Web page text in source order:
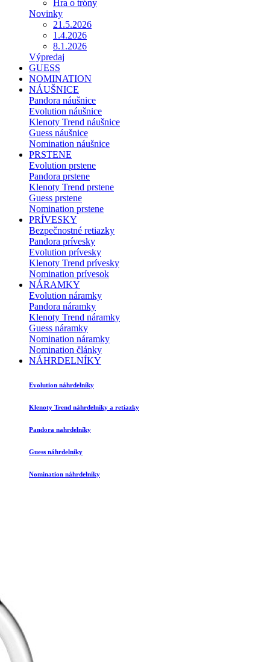
Hra o tróny
Novinky
21.5.2026
1.4.2026
8.1.2026
Výpredaj
GUESS
NOMINATION
NÁUŠNICE
Pandora náušnice
Evolution náušnice
Klenoty Trend náušnice
Guess náušnice
Nomination náušnice
PRSTENE
Evolution prstene
Pandora prstene
Klenoty Trend prstene
Guess prstene
Nomination prstene
PRÍVESKY
Bezpečnostné retiazky
Pandora prívesky
Evolution prívesky
Klenoty Trend prívesky
Nomination prívesok
NÁRAMKY
Evolution náramky
Pandora náramky
Klenoty Trend náramky
Guess náramky
Nomination náramky
Nomination články
NÁHRDELNÍKY
Evolution náhrdelníky
Klenoty Trend náhrdelníky a retiazky
Pandora nahrdelníky
Guess náhrdelníky
Nomination náhrdelníky